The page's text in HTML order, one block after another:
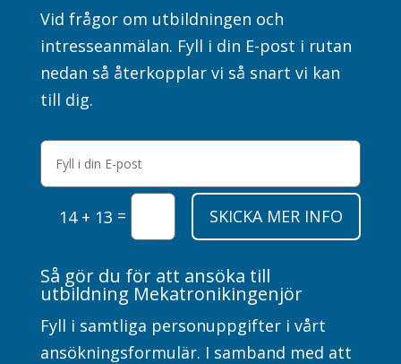
Vid frågor om utbildningen och
intresseanmälan. Fyll i din E-post i rutan
nedan så återkopplar vi så snart vi kan
till dig.
14 + 13 = SKICKA MER INFO
Så gör du för att ansöka till
utbildning Mekatronikingenjör
Fyll i samtliga personuppgifter i vårt
ansökningsformulär. I samband med att